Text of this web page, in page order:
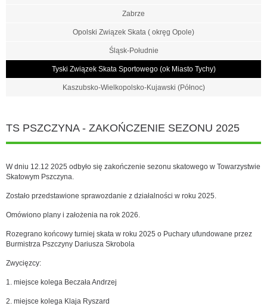
Zabrze
Opolski Związek Skata ( okręg Opole)
Śląsk-Południe
Tyski Związek Skata Sportowego (ok Miasto Tychy)
Kaszubsko-Wielkopolsko-Kujawski (Północ)
TS PSZCZYNA - ZAKOŃCZENIE SEZONU 2025
W dniu 12.12 2025 odbyło się zakończenie sezonu skatowego w Towarzystwie
Skatowym Pszczyna.
Zostało przedstawione sprawozdanie z działalności w roku 2025.
Omówiono plany i założenia na rok 2026.
Rozegrano końcowy turniej skata w roku 2025 o Puchary ufundowane przez
Burmistrza Pszczyny Dariusza Skrobola
Zwycięzcy:
1. miejsce kolega Beczała Andrzej
2. miejsce kolega Klaja Ryszard